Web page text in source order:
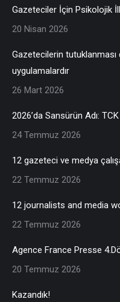
Gazeteciler İçin Psikolojik
20 Nisan 2026
Gazetecilerin
uygulamalardır
26 Mart 2026
2026’da Sansürün Adı:
24 Temmuz 2026
12 gazeteci ve medya
22 Temmuz 2026
12 journalists and media
22 Temmuz 2026
Agence France Presse
20 Temmuz 2026
Kazandık!